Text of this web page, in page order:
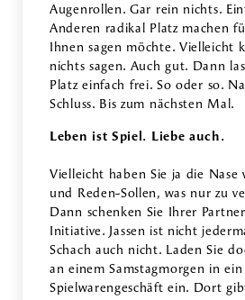
Augenrollen. Gar rein nichts.
Anderen radikal Platz machen
Ihnen sagen möchte. Vielleicht
nichts sagen. Auch gut. Dann
Platz einfach frei. So oder so.
Schluss. Bis zum nächsten Mal.
Leben ist Spiel. Liebe auch.
Vielleicht haben Sie ja die Nase
und Reden-Sollen, was nur zu
Dann schenken Sie Ihrer
Initiative. Jassen ist nicht
Schach auch nicht. Laden Sie
an einem Samstagmorgen in ein
Spielwarengeschäft ein. Dort